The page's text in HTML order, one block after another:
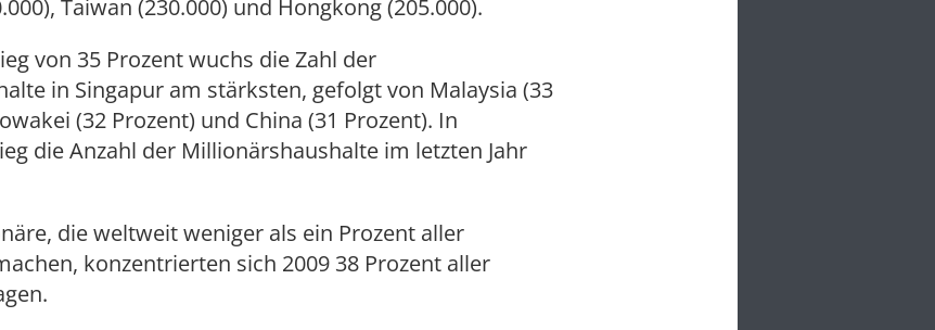
Taiwan (230.000) und Hongkong (205.000).
von 35 Prozent wuchs die Zahl der
in Singapur am stärksten, gefolgt von Malaysia (33
(32 Prozent) und China (31 Prozent). In
die Anzahl der Millionärshaushalte im letzten Jahr
die weltweit weniger als ein Prozent aller
konzentrierten sich 2009 38 Prozent aller